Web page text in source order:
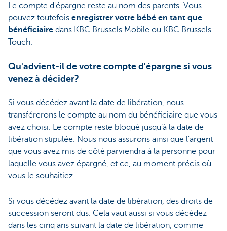
Le compte d'épargne reste au nom des parents. Vous
pouvez toutefois enregistrer votre bébé en tant que
bénéficiaire dans KBC Brussels Mobile ou KBC Brussels
Touch.
Qu'advient-il de votre compte d'épargne si vous
venez à décider?
Si vous décédez avant la date de libération, nous
transférerons le compte au nom du bénéficiaire que vous
avez choisi. Le compte reste bloqué jusqu’à la date de
libération stipulée. Nous nous assurons ainsi que l'argent
que vous avez mis de côté parviendra à la personne pour
laquelle vous avez épargné, et ce, au moment précis où
vous le souhaitiez.
Si vous décédez avant la date de libération, des droits de
succession seront dus. Cela vaut aussi si vous décédez
dans les cinq ans suivant la date de libération, comme